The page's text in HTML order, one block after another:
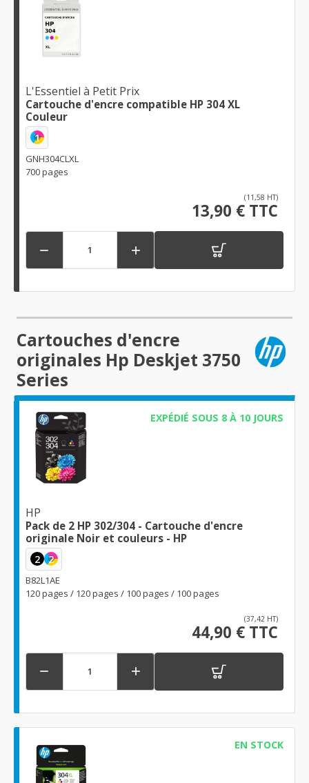
L'Essentiel à Petit Prix
Cartouche d'encre compatible HP 304 XL
Couleur
1
GNH304CLXL
700 pages
(11,58 HT)
13,90 € TTC
 
Cartouches d'encre
originales Hp Deskjet 3750
Series
EXPÉDIÉ SOUS 8 À 10 JOURS
HP
Pack de 2 HP 302/304 - Cartouche d'encre
originale Noir et couleurs - HP
2 2
B82L1AE
120 pages / 120 pages / 100 pages / 100 pages
(37,42 HT)
44,90 € TTC
 
EN STOCK